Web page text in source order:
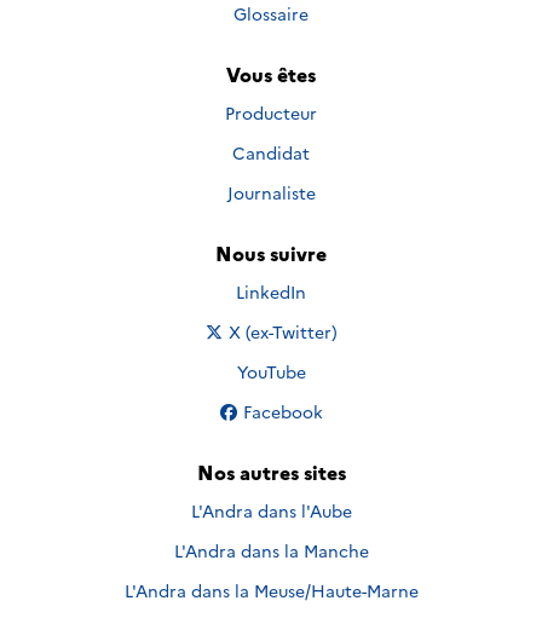
Glossaire
Vous êtes
Producteur
Candidat
Journaliste
Nous suivre
Nous suivre sur
LinkedIn
Nous suivre sur
X (ex-Twitter)
Nous suivre sur
YouTube
Nous suivre sur
Facebook
Nos autres sites
L'Andra dans l'Aube
L'Andra dans la Manche
L'Andra dans la Meuse/Haute-Marne